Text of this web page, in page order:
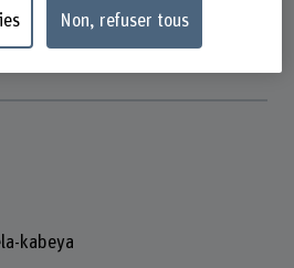
kabeya
Non, refuser tous